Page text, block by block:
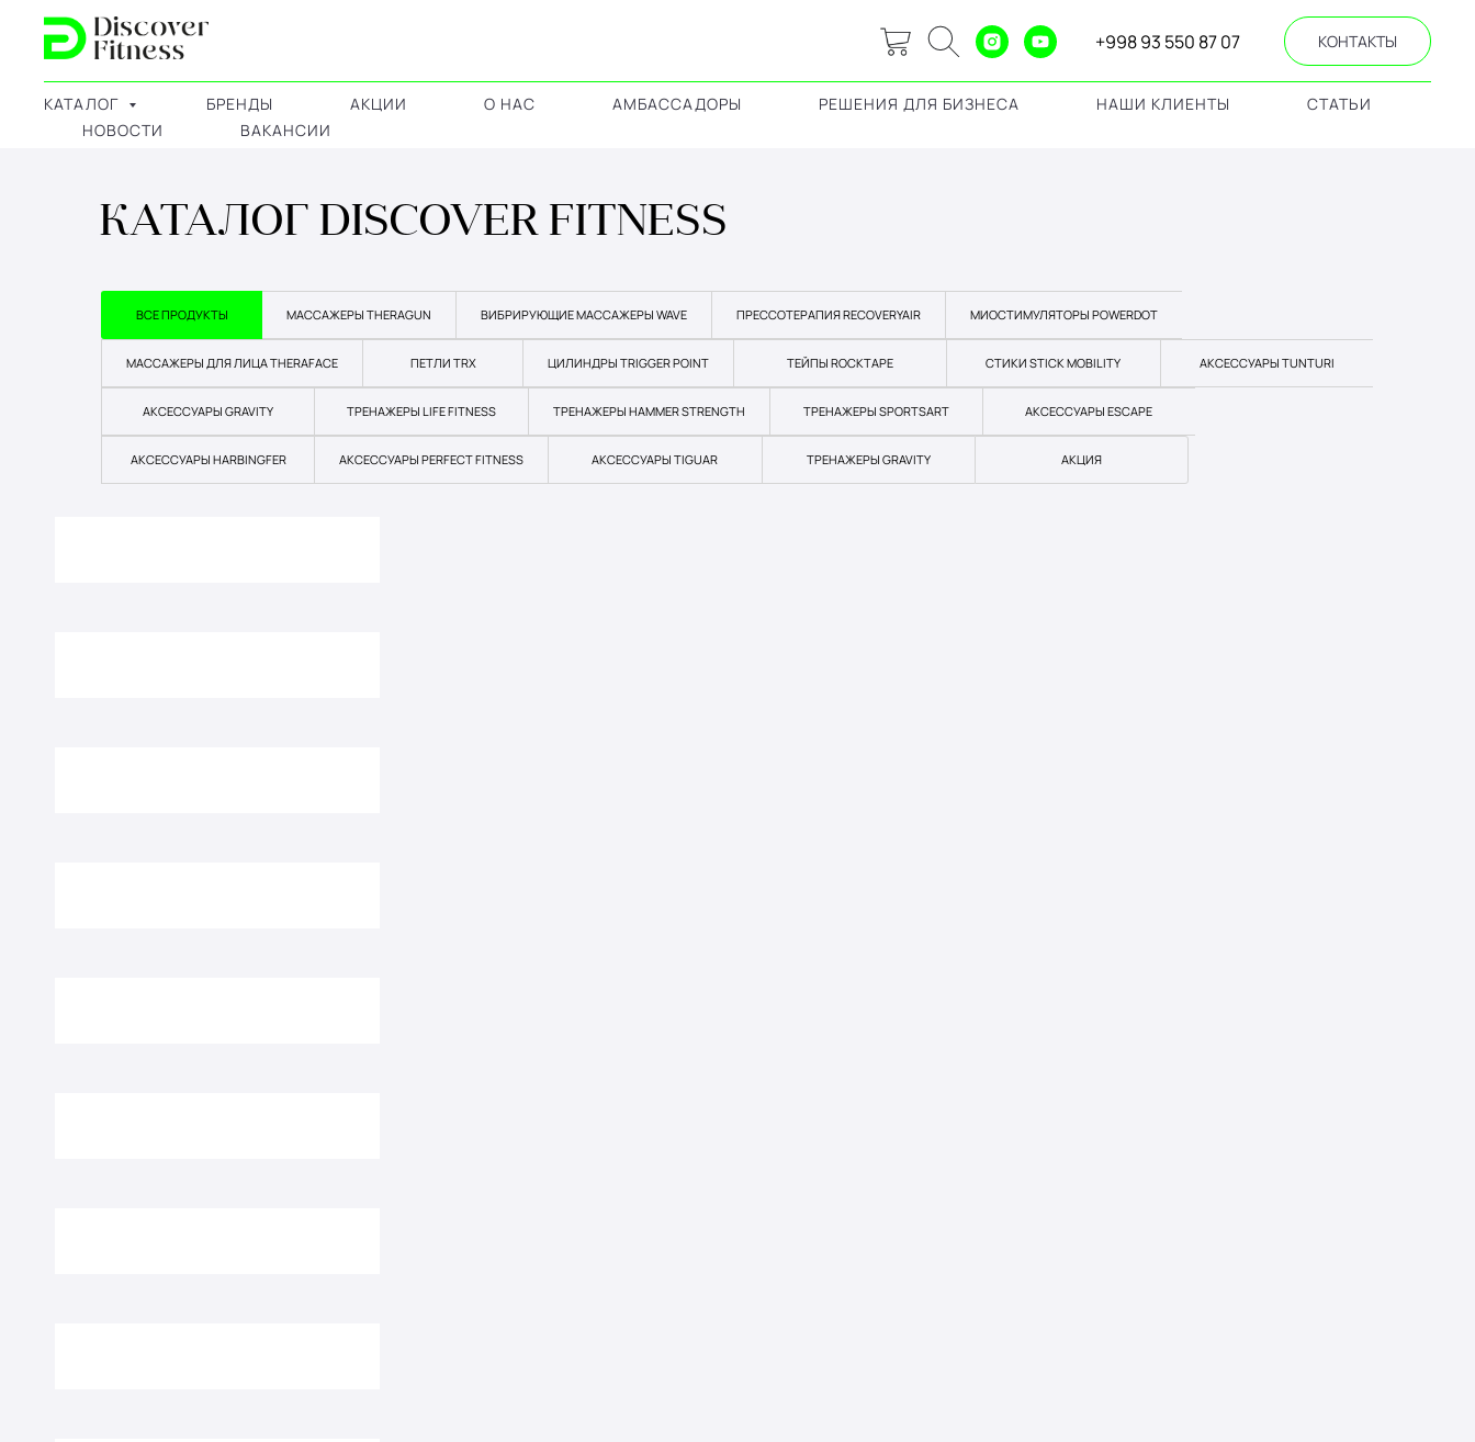
+998 93 550 87 07 КОНТАКТЫ
КАТАЛОГ БРЕНДЫ АКЦИИ О НАС АМБАССАДОРЫ РЕШЕНИЯ ДЛЯ БИЗНЕСА НАШИ КЛИЕНТЫ
СТАТЬИ
НОВОСТИ
ВАКАНСИИ
КАТАЛОГ DISCOVER FITNESS
ВСЕ ПРОДУКТЫ МАССАЖЕРЫ THERAGUN ВИБРИРУЮЩИЕ МАССАЖЕРЫ WAVE ПРЕССОТЕРАПИЯ RECOVERYAIR МИОСТИМУЛЯТОРЫ POWERDOT
МАССАЖЕРЫ ДЛЯ ЛИЦА THERAFACE ПЕТЛИ TRX ЦИЛИНДРЫ TRIGGER POINT ТЕЙПЫ ROCKTAPE СТИКИ STICK MOBILITY АКСЕССУАРЫ TUNTURI
АКСЕССУАРЫ GRAVITY ТРЕНАЖЕРЫ LIFE FITNESS ТРЕНАЖЕРЫ HAMMER STRENGTH ТРЕНАЖЕРЫ SPORTSART АКСЕССУАРЫ ESCAPE
АКСЕССУАРЫ HARBINGFER АКСЕССУАРЫ PERFECT FITNESS АКСЕССУАРЫ TIGUAR ТРЕНАЖЕРЫ GRAVITY АКЦИЯ